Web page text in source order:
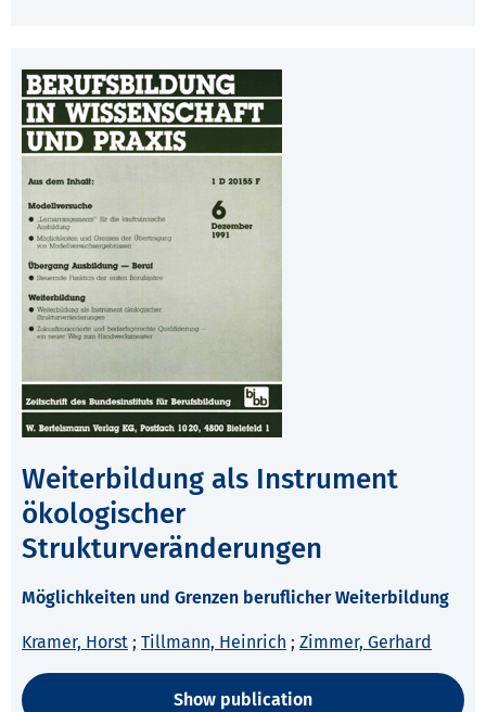
Weiterbildung als Instrument
ökologischer
Strukturveränderungen
Möglichkeiten und Grenzen beruflicher Weiterbildung
Kramer, Horst ; Tillmann, Heinrich ; Zimmer, Gerhard
Show publication